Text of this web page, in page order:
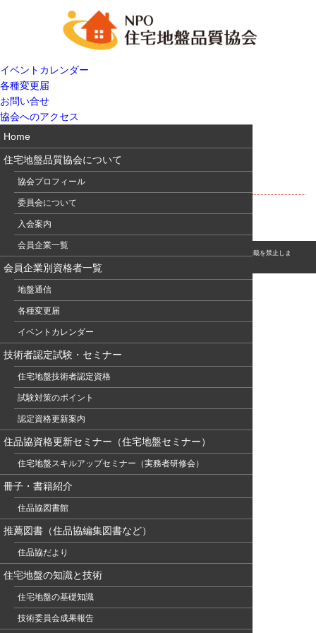
イベントカレンダー
各種変更届
お問い合せ
協会へのアクセス
Home
住宅地盤品質協会について
協会プロフィール
委員会について
入会案内
会員企業一覧
会員企業別資格者一覧
地盤通信
各種変更届
イベントカレンダー
技術者認定試験・セミナー
住宅地盤技術者認定資格
試験対策のポイント
認定資格更新案内
住品協資格更新セミナー（住宅地盤セミナー）
住宅地盤スキルアップセミナー（実務者研修会）
冊子・書籍紹介
住品協図書館
推薦図書（住品協編集図書など）
住品協だより
住宅地盤の知識と技術
住宅地盤の基礎知識
技術委員会成果報告
住宅建築の不同沈下障害を防ぐ
© このホームページの著作権は、NPO 住宅地盤品質協会に属します。無断転用・転載を禁止しま